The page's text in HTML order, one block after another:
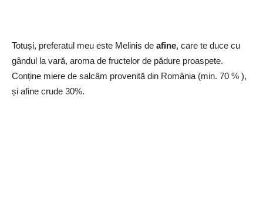
Totuși, preferatul meu este Melinis de afine, care te duce cu
gândul la vară, aroma de fructelor de pădure proaspete.
Conține miere de salcâm provenită din România (min. 70 % ),
și afine crude 30%.